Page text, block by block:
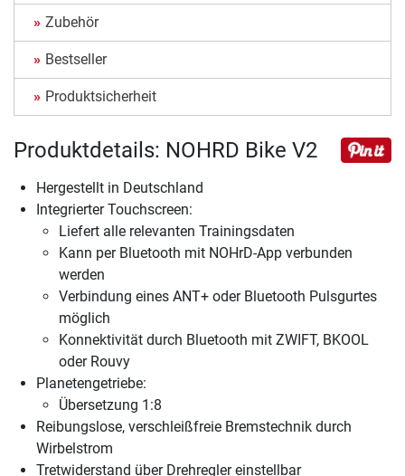
Zubehör
Bestseller
Produktsicherheit
Produktdetails: NOHRD Bike V2
Hergestellt in Deutschland
Integrierter Touchscreen:
Liefert alle relevanten Trainingsdaten
Kann per Bluetooth mit NOHrD-App verbunden
werden
Verbindung eines ANT+ oder Bluetooth Pulsgurtes
möglich
Konnektivität durch Bluetooth mit ZWIFT, BKOOL
oder Rouvy
Planetengetriebe:
Übersetzung 1:8
Reibungslose, verschleißfreie Bremstechnik durch
Wirbelstrom
Tretwiderstand über Drehregler einstellbar